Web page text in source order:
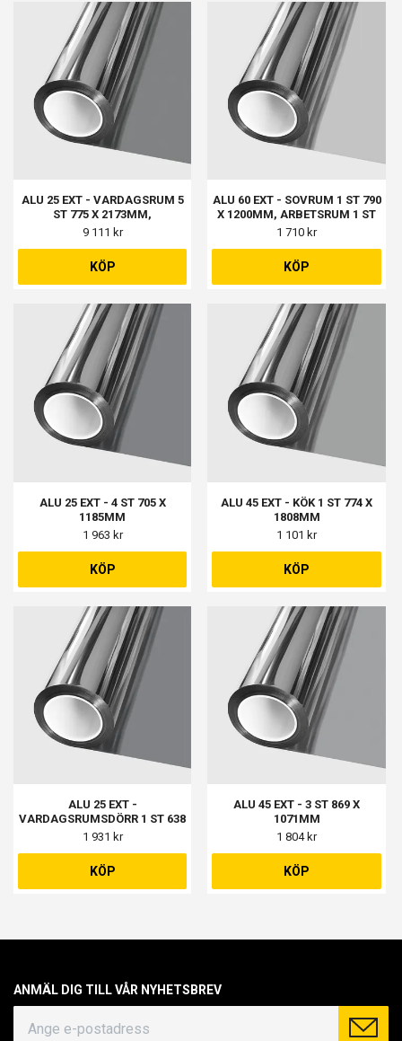
ALU 25 EXT - VARDAGSRUM 5
ST 775 X 2173MM,
VARDAGSRUM SMÅ 2 ST 775 X
STORA 2 ST 775 X 2731MM
9 111 kr
KÖP
ALU 60 EXT - SOVRUM 1 ST 790
X 1200MM, ARBETSRUM 1 ST
890 X 1500MM, TV RUM 1 ST
1 710 kr
KÖP
ALU 25 EXT - 4 ST 705 X
1185MM
1 963 kr
KÖP
ALU 45 EXT - KÖK 1 ST 774 X
1808MM
1 101 kr
KÖP
ALU 25 EXT -
VARDAGSRUMSDÖRR 1 ST 638
X 1058MM,
1158 X 1258MM
1 931 kr
KÖP
ALU 45 EXT - 3 ST 869 X
1071MM
1 804 kr
KÖP
ANMÄL DIG TILL VÅR NYHETSBREV